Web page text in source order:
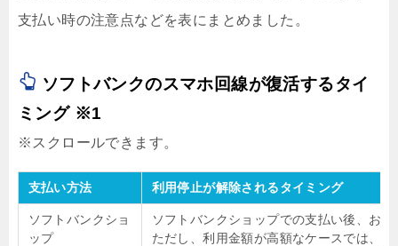
支払い時の注意点などを表にまとめました。
ソフトバンクのスマホ回線が復活するタイ
ミング ※1
支払い方法 利用停止が解除されるタイミング
ソフトバンクショ
ップ
ソフトバンクショップでの支払い後、お
ただし、利用金額が高額なケースでは、